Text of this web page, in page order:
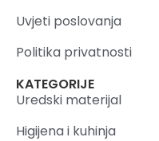
Uvjeti poslovanja
Politika privatnosti
KATEGORIJE
Uredski materijal
Higijena i kuhinja